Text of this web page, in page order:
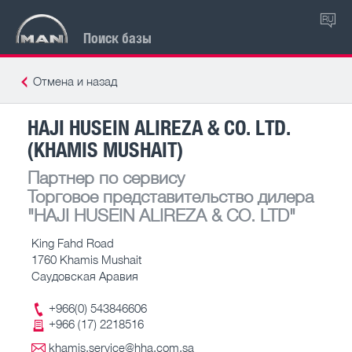
Поиск базы
RU
Отмена и назад
HAJI HUSEIN ALIREZA & CO. LTD.
(KHAMIS MUSHAIT)
Партнер по сервису
Торговое представительство дилера
"HAJI HUSEIN ALIREZA & CO. LTD"
King Fahd Road
1760 Khamis Mushait
Саудовская Аравия
+966(0) 543846606
+966 (17) 2218516
khamis.service@hha.com.sa